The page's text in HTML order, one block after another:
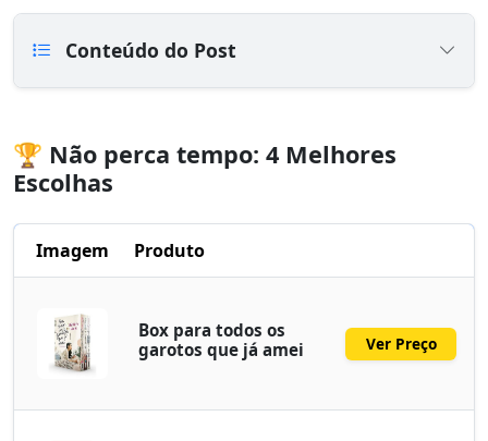
Conteúdo do Post
🏆 Não perca tempo: 4 Melhores
Escolhas
Imagem Produto
Box para todos os
garotos que já amei
Ver Preço